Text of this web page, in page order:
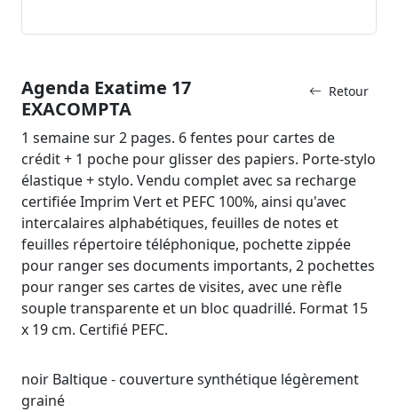
Retour
Agenda Exatime 17
EXACOMPTA
1 semaine sur 2 pages. 6 fentes pour cartes de
crédit + 1 poche pour glisser des papiers. Porte-stylo
élastique + stylo. Vendu complet avec sa recharge
certifiée Imprim Vert et PEFC 100%, ainsi qu'avec
intercalaires alphabétiques, feuilles de notes et
feuilles répertoire téléphonique, pochette zippée
pour ranger ses documents importants, 2 pochettes
pour ranger ses cartes de visites, avec une rèfle
souple transparente et un bloc quadrillé. Format 15
x 19 cm. Certifié PEFC.
noir Baltique - couverture synthétique légèrement
grainé